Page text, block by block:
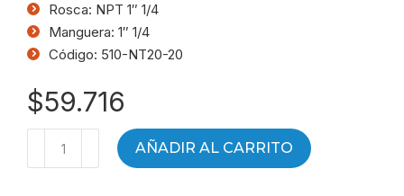
Rosca: NPT 1″ 1/4
Manguera: 1″ 1/4
Código: 510-NT20-20
$59.716
AÑADIR AL CARRITO